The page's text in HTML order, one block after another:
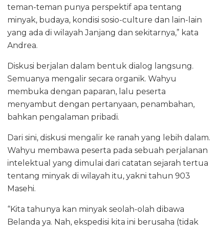
teman-teman punya perspektif apa tentang
minyak, budaya, kondisi sosio-culture dan lain-lain
yang ada di wilayah Janjang dan sekitarnya,” kata
Andrea.
Diskusi berjalan dalam bentuk dialog langsung.
Semuanya mengalir secara organik. Wahyu
membuka dengan paparan, lalu peserta
menyambut dengan pertanyaan, penambahan,
bahkan pengalaman pribadi.
Dari sini, diskusi mengalir ke ranah yang lebih dalam.
Wahyu membawa peserta pada sebuah perjalanan
intelektual yang dimulai dari catatan sejarah tertua
tentang minyak di wilayah itu, yakni tahun 903
Masehi.
“Kita tahunya kan minyak seolah-olah dibawa
Belanda ya. Nah, ekspedisi kita ini berusaha (tidak